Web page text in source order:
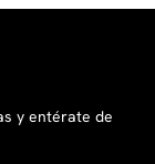
y entérate de